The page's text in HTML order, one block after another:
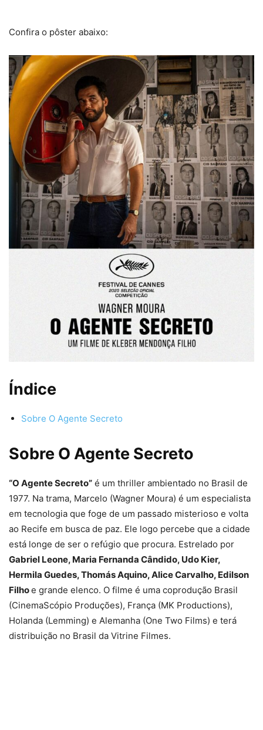
Confira o pôster abaixo:
Índice
Sobre O Agente Secreto
Sobre O Agente Secreto
“O Agente Secreto” é um thriller ambientado no Brasil de
1977. Na trama, Marcelo (Wagner Moura) é um especialista
em tecnologia que foge de um passado misterioso e volta
ao Recife em busca de paz. Ele logo percebe que a cidade
está longe de ser o refúgio que procura. Estrelado por
Gabriel Leone, Maria Fernanda Cândido, Udo Kier,
Hermila Guedes, Thomás Aquino, Alice Carvalho, Edilson
Filhoe grande elenco. O filme é uma coprodução Brasil
(CinemaScópio Produções), França (MK Productions),
Holanda (Lemming) e Alemanha (One Two Films) e terá
distribuição no Brasil da Vitrine Filmes.